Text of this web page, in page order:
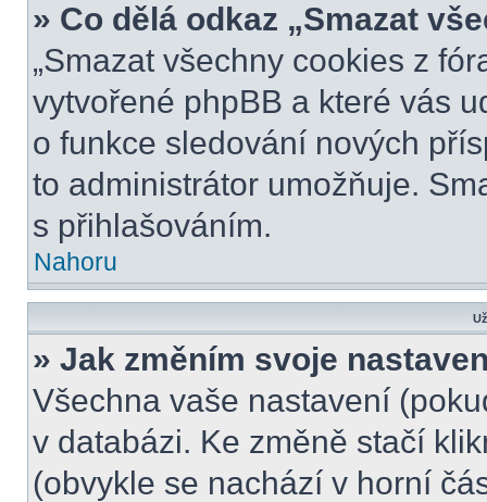
» Co dělá odkaz „Smazat
„Smazat všechny cookies z
vytvořené phpBB a které vás
o funkce sledování nových
to administrátor umožňuje.
s přihlašováním.
Nahoru
» Jak změním svoje
Všechna vaše nastavení
v databázi. Ke změně stačí
(obvykle se nachází v horní